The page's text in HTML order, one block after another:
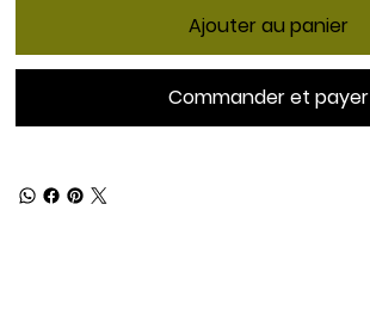
Ajouter au panier
Commander et payer